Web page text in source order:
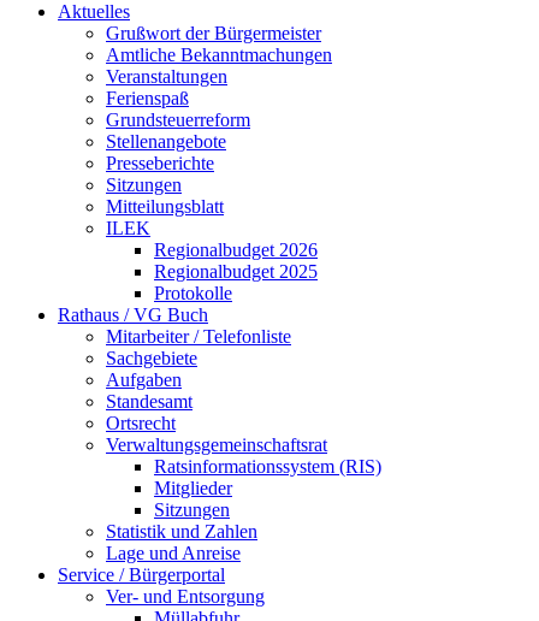
Aktuelles
Grußwort der Bürgermeister
Amtliche Bekanntmachungen
Veranstaltungen
Ferienspaß
Grundsteuerreform
Stellenangebote
Presseberichte
Sitzungen
Mitteilungsblatt
ILEK
Regionalbudget 2026
Regionalbudget 2025
Protokolle
Rathaus / VG Buch
Mitarbeiter / Telefonliste
Sachgebiete
Aufgaben
Standesamt
Ortsrecht
Verwaltungsgemeinschaftsrat
Ratsinformationssystem (RIS)
Mitglieder
Sitzungen
Statistik und Zahlen
Lage und Anreise
Service / Bürgerportal
Ver- und Entsorgung